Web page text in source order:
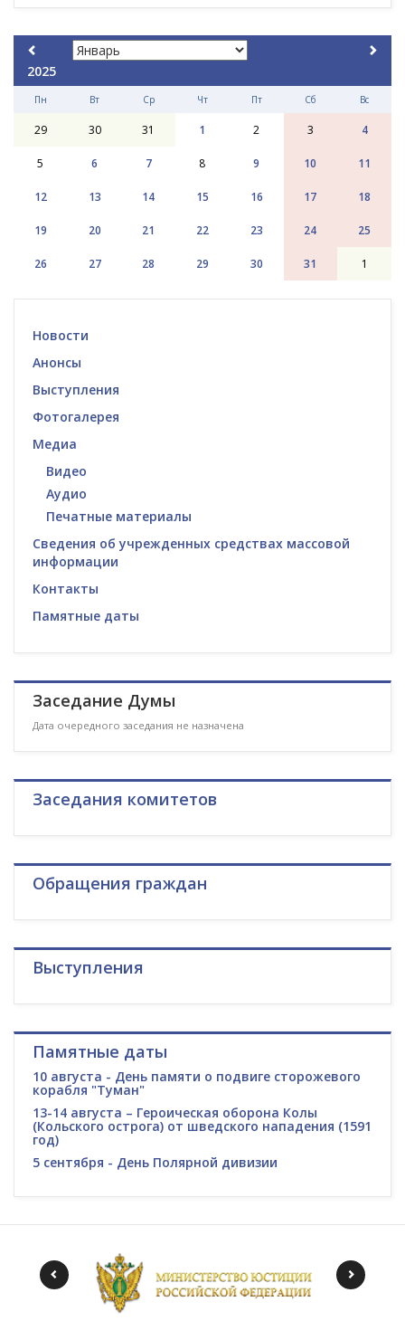
2025
Пн Вт Ср Чт Пт Сб Вс
29 30 31 1 2 3 4
5 6 7 8 9 10 11
12 13 14 15 16 17 18
19 20 21 22 23 24 25
26 27 28 29 30 31 1
Новости
Анонсы
Выступления
Фотогалерея
Медиа
Видео
Аудио
Печатные материалы
Сведения об учрежденных средствах массовой
информации
Контакты
Памятные даты
Заседание Думы
Дата очередного заседания не назначена
Заседания комитетов
Обращения граждан
Выступления
Памятные даты
10 августа - День памяти о подвиге сторожевого
корабля "Туман"
13-14 августа – Героическая оборона Колы
(Кольского острога) от шведского нападения (1591
год)
5 сентября - День Полярной дивизии